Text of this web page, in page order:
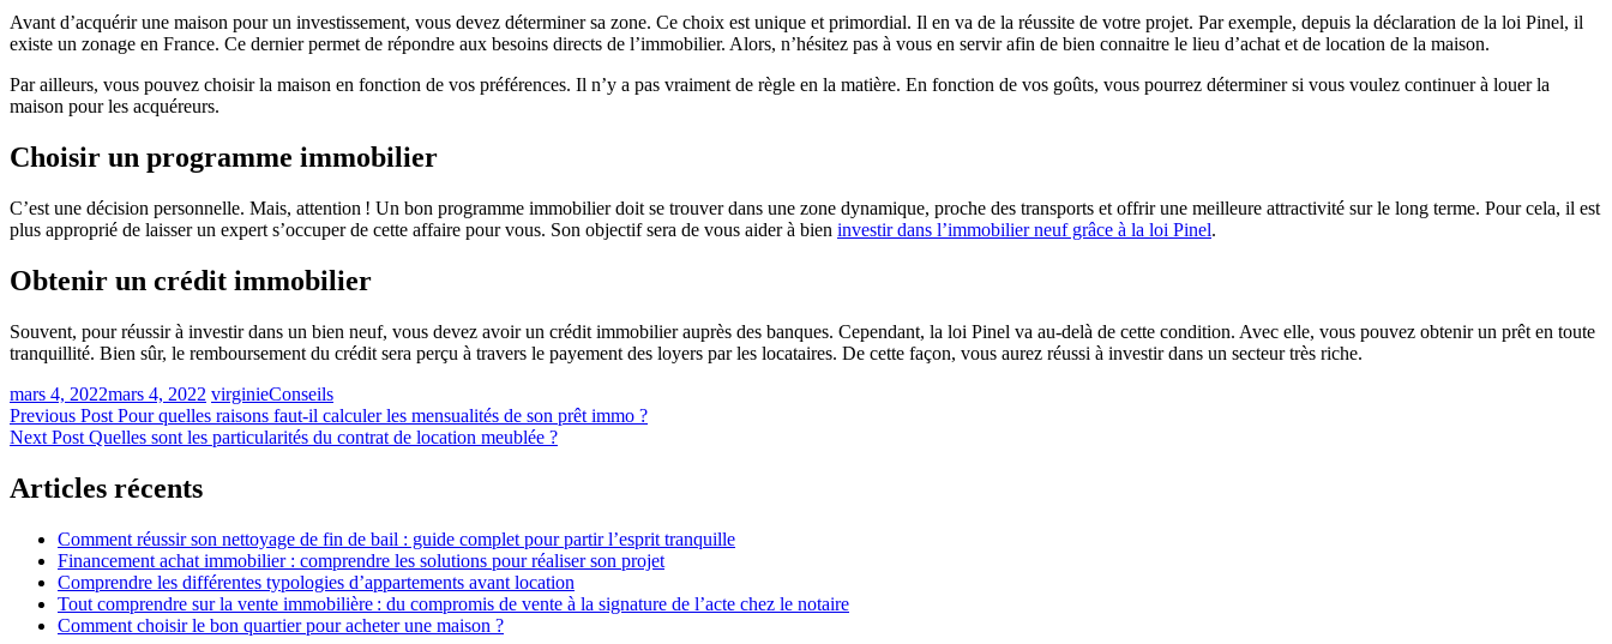
Avant d’acquérir une maison pour un investissement, vous devez déterminer sa zone. Ce choix est unique et primordial. Il en va de la réussite de votre projet. Par exemple, depuis la déclaration de la loi Pinel, il
existe un zonage en France. Ce dernier permet de répondre aux besoins directs de l’immobilier. Alors, n’hésitez pas à vous en servir afin de bien connaitre le lieu d’achat et de location de la maison.
Par ailleurs, vous pouvez choisir la maison en fonction de vos préférences. Il n’y a pas vraiment de règle en la matière. En fonction de vos goûts, vous pourrez déterminer si vous voulez continuer à louer la
maison pour les acquéreurs.
Choisir un programme immobilier
C’est une décision personnelle. Mais, attention ! Un bon programme immobilier doit se trouver dans une zone dynamique, proche des transports et offrir une meilleure attractivité sur le long terme. Pour cela, il est
plus approprié de laisser un expert s’occuper de cette affaire pour vous. Son objectif sera de vous aider à bien investir dans l’immobilier neuf grâce à la loi Pinel.
Obtenir un crédit immobilier
Souvent, pour réussir à investir dans un bien neuf, vous devez avoir un crédit immobilier auprès des banques. Cependant, la loi Pinel va au-delà de cette condition. Avec elle, vous pouvez obtenir un prêt en toute
tranquillité. Bien sûr, le remboursement du crédit sera perçu à travers le payement des loyers par les locataires. De cette façon, vous aurez réussi à investir dans un secteur très riche.
mars 4, 2022mars 4, 2022 virginieConseils
Navigation
de
l’article
Previous Post Pour quelles raisons faut-il calculer les mensualités de son prêt immo ?
Next Post Quelles sont les particularités du contrat de location meublée ?
Articles récents
Comment réussir son nettoyage de fin de bail : guide complet pour partir l’esprit tranquille
Financement achat immobilier : comprendre les solutions pour réaliser son projet
Comprendre les différentes typologies d’appartements avant location
Tout comprendre sur la vente immobilière : du compromis de vente à la signature de l’acte chez le notaire
Comment choisir le bon quartier pour acheter une maison ?